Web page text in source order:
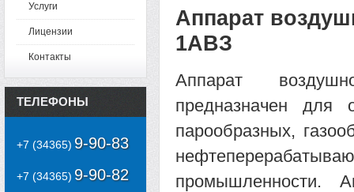
Аппарат
1АВЗ
Аппарат
предназначен для
парообразных,
промышленности.
Услуги
Лицензии
Контакты
ТЕЛЕФОНЫ
+7 (34365) 9-90-83
+7 (34365) 9-90-82